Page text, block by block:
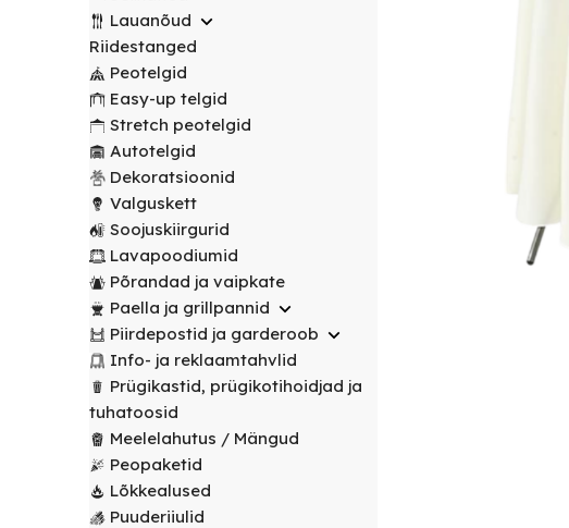
peotelgid
Peomööbel
Laudlinad
toolikatted
Ümmargused
laudlinad
Toolikatted
Servjetid ja
Valgustus
Valguskett POPULAARNE
Lauanõud
Lavapoodiumid
Mängud ja
meelelahutus
Muud
renditooted
Peopaketid
Prügikastid
peotelgid
Peomööbel
transpordikärud
Laudlinad
toolikatted
Ümmargused
Kandilised
Prügikastid
Riidestanged
Meelelahutus
Puuderiiulid Lauanõud
Riidestanged
Peotelgid
Easy-up telgid
Stretch peotelgid
Autotelgid
Dekoratsioonid
Valguskett
Soojuskiirgurid
Lavapoodiumid
Põrandad ja vaipkate
Paella ja grillpannid
Piirdepostid ja garderoob
Info- ja reklaamtahvlid
Prügikastid, prügikotihoidjad ja
tuhatoosid
Meelelahutus / Mängud
Peopaketid
Lõkkealused
Puuderiiulid